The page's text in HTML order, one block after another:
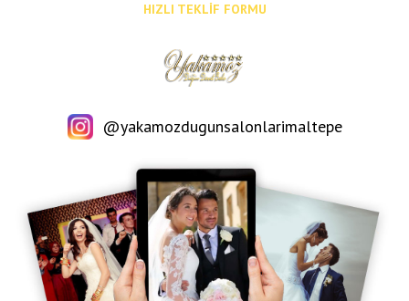
HIZLI TEKLİF FORMU
@yakamozdugunsalonlarimaltepe